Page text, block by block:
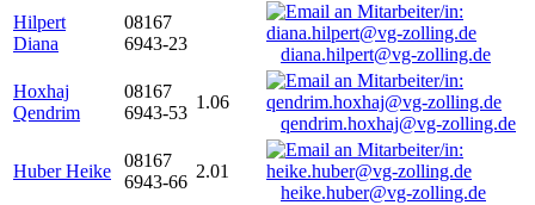
Hilpert
Diana
08167
6943-23
diana.hilpert@vg-zolling.de
Hoxhaj
Qendrim
08167
6943-53
1.06
qendrim.hoxhaj@vg-zolling.de
Huber Heike
08167
6943-66
2.01
heike.huber@vg-zolling.de